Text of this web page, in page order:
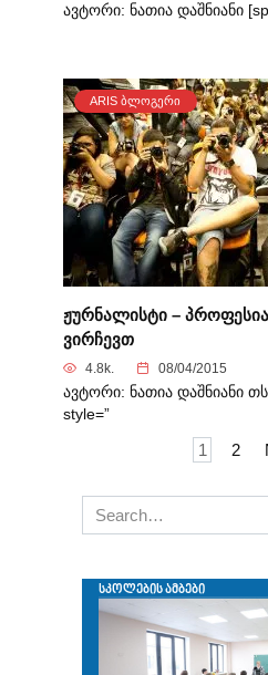
ავტორი: ნათია დაშნიანი
ARIS ᲑᲚᲝᲒᲔᲠᲘ
ჟურნალისტი –
ვირჩევთ
4.8k. 08/04/2015
ავტორი: ნათია დაშნიანი
style=”
1 2
Search
for: